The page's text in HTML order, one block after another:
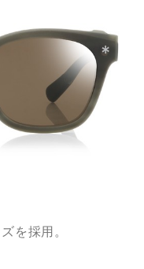
を採用。